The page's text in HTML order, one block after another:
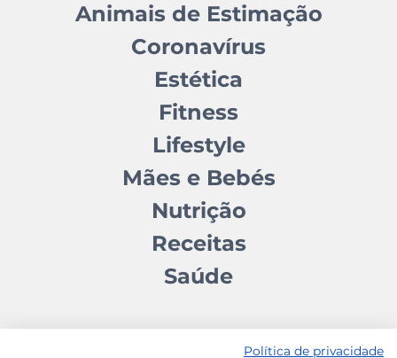
Animais de Estimação
Coronavírus
Estética
Fitness
Lifestyle
Mães e Bebés
Nutrição
Receitas
Saúde
Política de privacidade